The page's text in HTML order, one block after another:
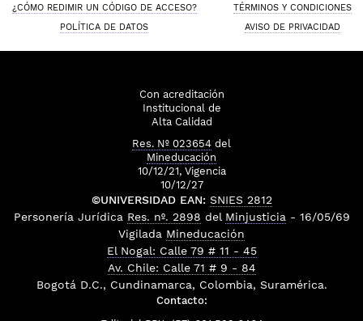
¿CÓMO REDIMIR UN CÓDIGO DE ACCESO?
TÉRMINOS Y CONDICIONES
POLÍTICA DE DATOS
AVISO DE PRIVACIDAD
Con acreditación
Institucional de
Alta Calidad
Res. Nº 023654 del
Mineducación
10/12/21, Vigencia
10/12/27
©UNIVERSIDAD EAN: SNIES 2812
Personería Jurídica Res. nº. 2898 del Minjusticia - 16/05/69
Vigilada Mineducación
El Nogal: Calle 79 # 11 - 45
Av. Chile: Calle 71 # 9 - 84
Bogotá D.C., Cundinamarca, Colombia, Suramérica.
Contacto: